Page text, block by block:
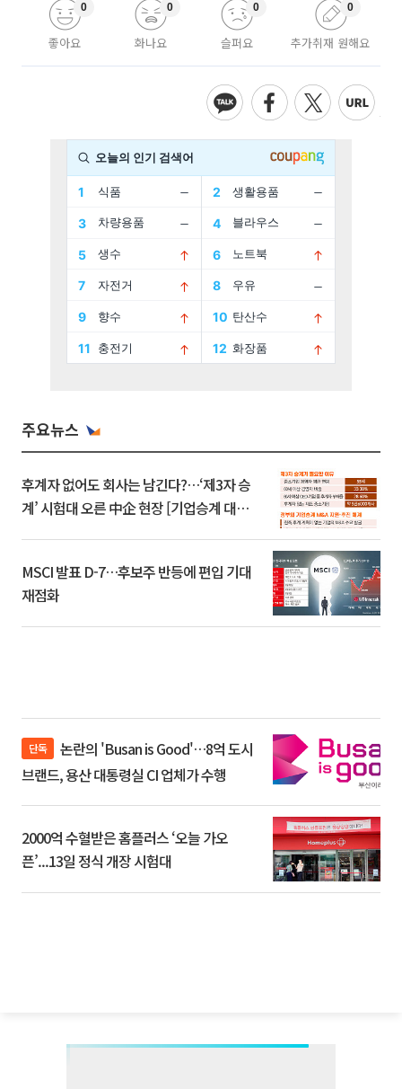
좋아요
0
화나요
0
슬퍼요
0
추가취재 원해요
0
주요뉴스
후계자 없어도 회사는 남긴다?…‘제3자 승
계’ 시험대 오른 中企 현장 [기업승계 대전
MSCI 발표 D-7…후보주 반등에 편입 기대
재점화
단독
브랜드, 용산 대통령실 CI 업체가 수행
2000억 수혈받은 홈플러스 ‘오늘 가오
픈’...13일 정식 개장 시험대